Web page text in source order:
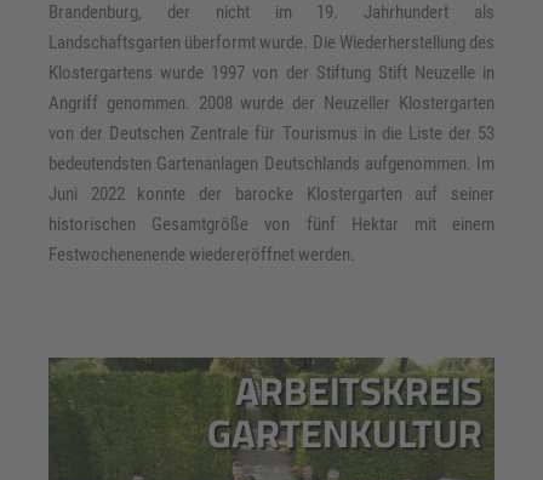
Brandenburg, der nicht im 19. Jahrhundert als
Landschaftsgarten überformt wurde. Die Wiederherstellung des
Klostergartens wurde 1997 von der Stiftung Stift Neuzelle in
Angriff genommen. 2008 wurde der Neuzeller Klostergarten
von der Deutschen Zentrale für Tourismus in die Liste der 53
bedeutendsten Gartenanlagen Deutschlands aufgenommen. Im
Juni 2022 konnte der barocke Klostergarten auf seiner
historischen Gesamtgröße von fünf Hektar mit einem
Festwochenenende wiedereröffnet werden.
ARBEITSKREIS
GARTENKULTUR